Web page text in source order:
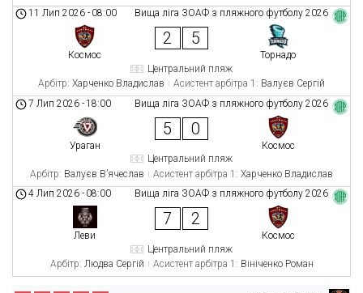
Вища ліга ЗОАФ з пляжного футболу 2026
11 Лип 2026 - 08:00
Космос
2 5
Торнадо
Центральний пляж
Арбітр: Харченко Владислав Асистент арбітра 1: Валуєв Сергій
Вища ліга ЗОАФ з пляжного футболу 2026
7 Лип 2026 -18:00
Ураган
5 0
Космос
Центральний пляж
Арбітр: Валуєв В’ячеслав Асистент арбітра 1: Харченко Владислав
Вища ліга ЗОАФ з пляжного футболу 2026
4 Лип 2026 - 08:00
Леви
7 2
Космос
Центральний пляж
Арбітр: Людва Сергій Асистент арбітра 1: Вініченко Роман